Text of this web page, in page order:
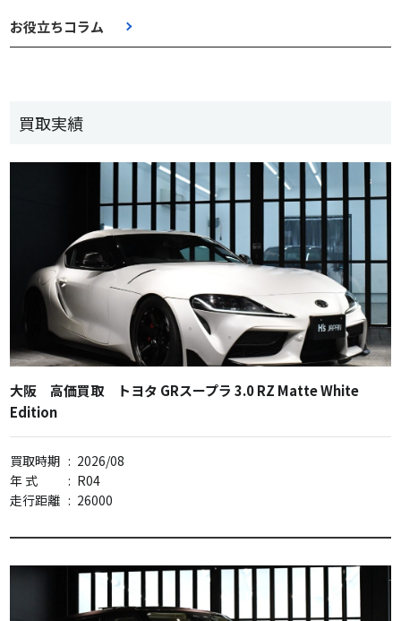
お役立ちコラム
買取実績
大阪 高価買取 トヨタ GRスープラ 3.0 RZ Matte White
Edition
買取時期 : 2026/08
年 式
: R04
走行距離 : 26000